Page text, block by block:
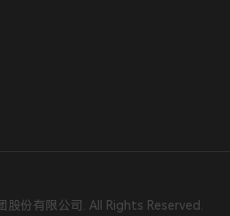
份有限公司. All Rights Reserved.